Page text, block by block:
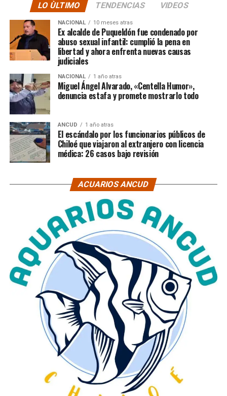
LO ÙLTIMO TENDENCIAS VIDEOS
NACIONAL 10 meses atras
Ex alcalde de Puqueldón fue condenado por
abuso sexual infantil: cumplió la pena en
libertad y ahora enfrenta nuevas causas
judiciales
NACIONAL 1 año atras
Miguel Ángel Alvarado, «Centella Humor»,
denuncia estafa y promete mostrarlo todo
ANCUD 1 año atras
El escándalo por los funcionarios públicos de
Chiloé que viajaron al extranjero con licencia
médica: 26 casos bajo revisión
ACUARIOS ANCUD